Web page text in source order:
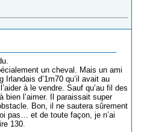
un cheval. Mais un ami
Irlandais d’1m70 qu’il avait au
à le vendre. Sauf qu’au fil des
bien l’aimer. Il paraissait super
Bon, il ne sautera sûrement
pas… et de toute façon, je n’ai
130.